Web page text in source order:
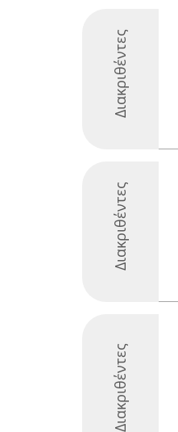
Διακριθέντες
Διακριθέντες
Διακριθέντες